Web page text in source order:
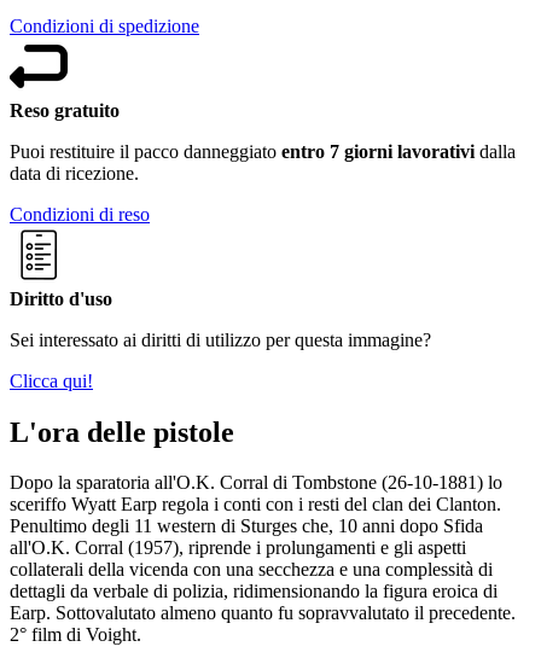
Condizioni di spedizione
Reso gratuito
Puoi restituire il pacco danneggiato entro 7 giorni lavorativi dalla
data di ricezione.
Condizioni di reso
Diritto d'uso
Sei interessato ai diritti di utilizzo per questa immagine?
Clicca qui!
L'ora delle pistole
Dopo la sparatoria all'O.K. Corral di Tombstone (26-10-1881) lo
sceriffo Wyatt Earp regola i conti con i resti del clan dei Clanton.
Penultimo degli 11 western di Sturges che, 10 anni dopo Sfida
all'O.K. Corral (1957), riprende i prolungamenti e gli aspetti
collaterali della vicenda con una secchezza e una complessità di
dettagli da verbale di polizia, ridimensionando la figura eroica di
Earp. Sottovalutato almeno quanto fu sopravvalutato il precedente.
2° film di Voight.